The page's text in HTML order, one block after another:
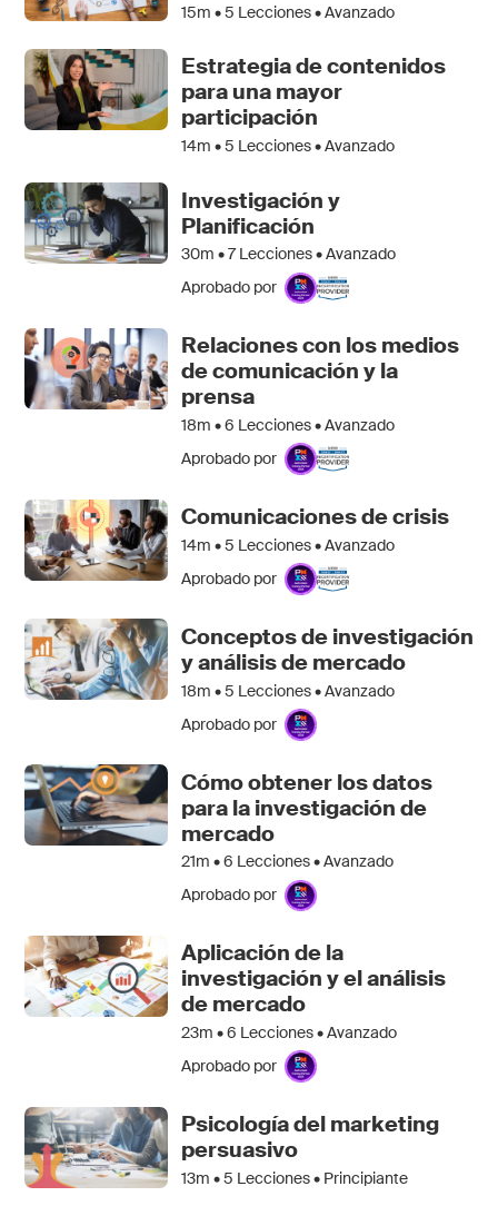
15m •5 Lecciones • Avanzado
Estrategia de contenidos
para una mayor
participación
14m •5 Lecciones • Avanzado
Investigación y
Planificación
30m •7Lecciones • Avanzado
Aprobado por
Relaciones con los medios
de comunicación y la
prensa
18m •6 Lecciones • Avanzado
Aprobado por
Comunicaciones de crisis
14m •5 Lecciones • Avanzado
Aprobado por
Conceptos de investigación
y análisis de mercado
18m •5 Lecciones • Avanzado
Aprobado por
Cómo obtener los datos
para la investigación de
mercado
21m •6 Lecciones • Avanzado
Aprobado por
Aplicación de la
investigación y el análisis
de mercado
23m •6 Lecciones • Avanzado
Aprobado por
Psicología del marketing
persuasivo
13m •5 Lecciones • Principiante